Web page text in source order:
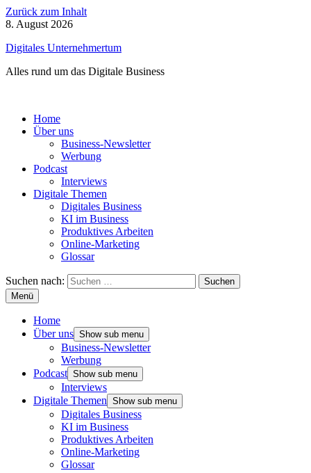
Zurück zum Inhalt
8. August 2026
Digitales Unternehmertum
Alles rund um das Digitale Business
Home
Über uns
Business-Newsletter
Werbung
Podcast
Interviews
Digitale Themen
Digitales Business
KI im Business
Produktives Arbeiten
Online-Marketing
Glossar
Suchen nach:
Menü
Home
Über uns Show sub menu
Business-Newsletter
Werbung
Podcast Show sub menu
Interviews
Digitale Themen Show sub menu
Digitales Business
KI im Business
Produktives Arbeiten
Online-Marketing
Glossar